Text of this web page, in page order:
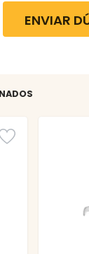
ENVIAR